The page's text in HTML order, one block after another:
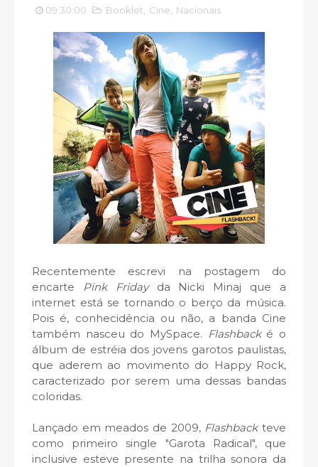
09:30:00 Booklet Cine Nacionais
Recentemente escrevi na postagem do
encarte Pink Fridayda Nicki Minaj que a
internet está se tornando o berço da música.
Pois é, conhecidência ou não, a banda Cine
também nasceu do MySpace. Flashbacké o
álbum de estréia dos jovens garotos paulistas,
que aderem ao movimento do Happy Rock,
caracterizado por serem uma dessas bandas
coloridas.
Lançado em meados de 2009, Flashbackteve
como primeiro single "Garota Radical", que
inclusive esteve presente na trilha sonora da